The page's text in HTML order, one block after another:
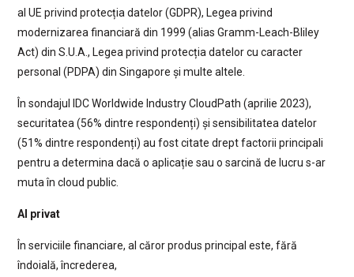
al UE privind protecția datelor (GDPR), Legea privind
modernizarea financiară din 1999 (alias Gramm-Leach-Bliley
Act) din S.U.A., Legea privind protecția datelor cu caracter
personal (PDPA) din Singapore și multe altele.
În sondajul IDC Worldwide Industry CloudPath (aprilie 2023),
securitatea (56% dintre respondenți) și sensibilitatea datelor
(51% dintre respondenți) au fost citate drept factorii principali
pentru a determina dacă o aplicație sau o sarcină de lucru s-ar
muta în cloud public.
AI privat
În serviciile financiare, al căror produs principal este, fără
îndoială, încrederea,